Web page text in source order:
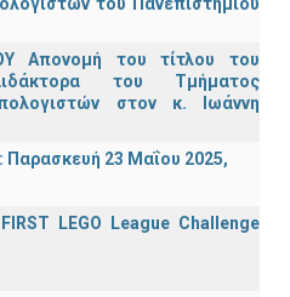
του Πανεπιστημίου
Απονομή του τίτλου του
του Τμήματος
στον κ. Ιωάννη
Παρασκευή 23 Μαΐου 2025,
LEGO League Challenge